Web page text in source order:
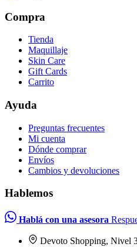
Compra
Tienda
Maquillaje
Skin Care
Gift Cards
Carrito
Ayuda
Preguntas frecuentes
Mi cuenta
Dónde comprar
Envíos
Cambios y devoluciones
Hablemos
Hablá con una asesora
Devoto Shopping,